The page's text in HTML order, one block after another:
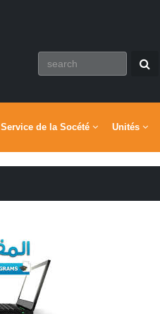
Service de la Socété Unités